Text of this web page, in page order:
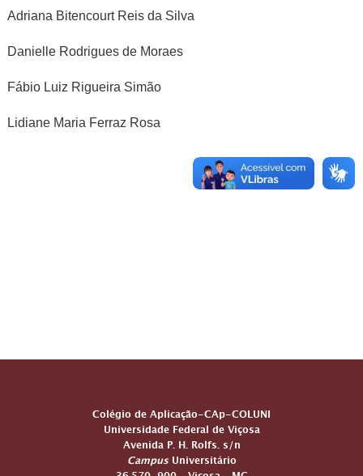
Adriana Bitencourt Reis da Silva
Danielle Rodrigues de Moraes
Fábio Luiz Rigueira Simão
Lidiane Maria Ferraz Rosa
Colégio de Aplicação-CAp-COLUNI
Universidade Federal de Viçosa
Avenida P. H. Rolfs. s/n
CampusUniversitário